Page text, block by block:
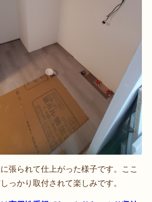
張られて仕上がった様子です。ここ
っかり取付されて楽しみです。